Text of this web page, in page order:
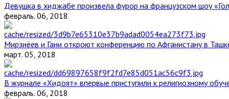
Девушка в хиджабе произвела фурор на французском шоу
февраль. 06, 2018
Мирзиёев и Гани откроют конференцию по Афганистану в
март. 05, 2018
В журнале «Хидоят» впервые приступили к религиозному
февраль. 06, 2018